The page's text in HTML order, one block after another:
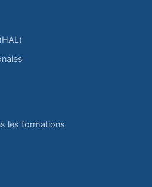
les formations